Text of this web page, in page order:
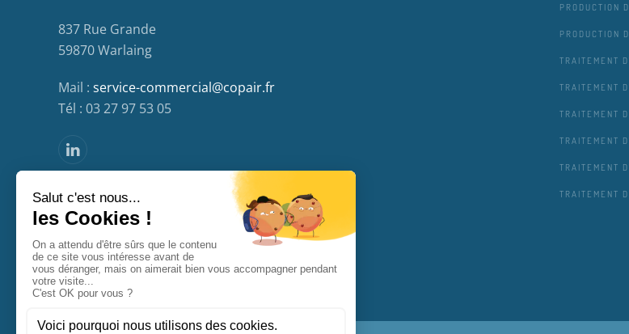
837 Rue Grande
59870 Warlaing
Mail : service-commercial@copair.fr
Tél : 03 27 97 53 05
PRODUCTION
PRODUCTION
TRAITEMENT
TRAITEMENT
TRAITEMENT
TRAITEMENT
TRAITEMENT
TRAITEMENT